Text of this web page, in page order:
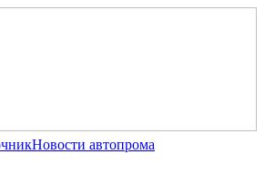
Новости автопрома